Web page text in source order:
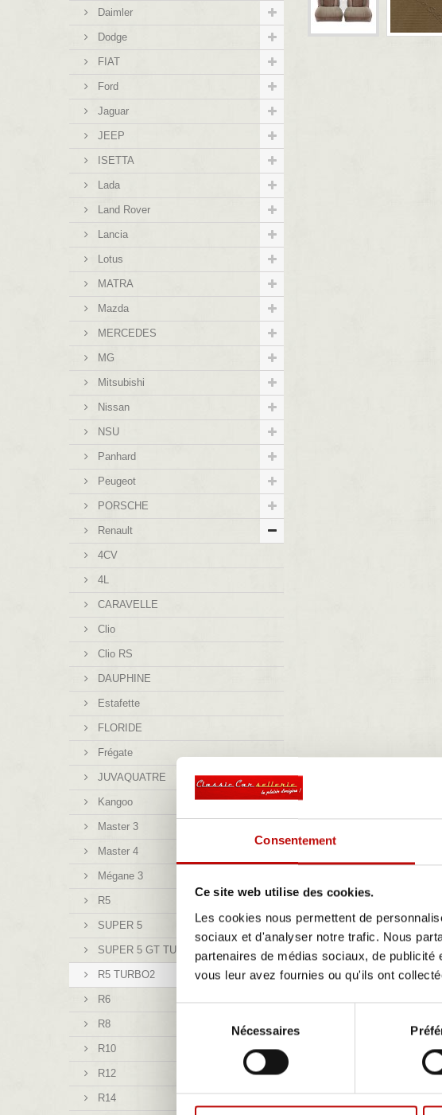
Consentement
Ce site web utilise des cookies.
Les cookies nous permettent de
sociaux et d'analyser notre trafic. Nous
partenaires de médias sociaux, de
vous leur avez fournies ou qu'ils ont
consentement
Nécessaires
Daimler
Dodge
FIAT
Ford
Jaguar
JEEP
ISETTA
Lada
Land Rover
Lancia
Lotus
MATRA
Mazda
MERCEDES
MG
Mitsubishi
Nissan
NSU
Panhard
Peugeot
PORSCHE
Renault
4CV
4L
CARAVELLE
Clio
Clio RS
DAUPHINE
Estafette
FLORIDE
Frégate
JUVAQUATRE
Kangoo
Master 3
Master 4
Mégane 3
R5
SUPER 5
SUPER 5 GT TURBO
R5 TURBO2
R6
R8
R10
R12
R14